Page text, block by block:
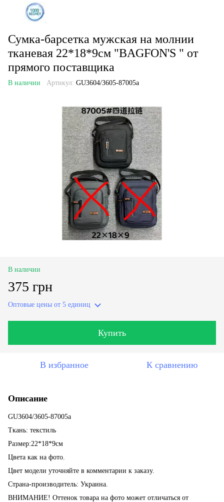
Сумка-барсетка мужская на молнии
тканевая 22*18*9см "BAGFON'S " от
прямого поставщика
В наличии Артикул: GU3604/3605-87005a
В наличии
375 грн
Оптовые цены от 5 единиц
Купить
В избранное К сравнению
Описание
GU3604/3605-87005a
Ткань: текстиль
Размер:22*18*9см
Цвета как на фото.
Цвет модели уточняйте в комментарии к заказу.
Страна-производитель: Украина.
ВНИМАНИЕ! Оттенок товара на фото может отличаться от